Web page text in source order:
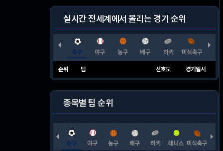
실시간 전세계에서 몰리는 경기 순위
순위 팀 선호도 경기일시
종목별 팀 순위